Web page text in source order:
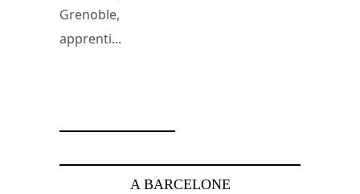
Grenoble,
apprenti...
A BARCELONE